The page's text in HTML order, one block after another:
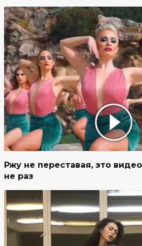
Ржу не переставая, это
не раз